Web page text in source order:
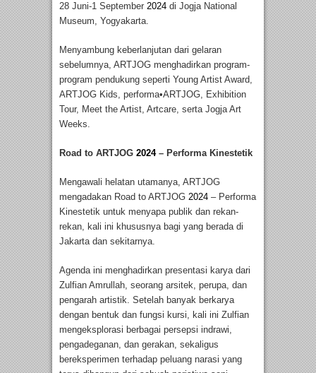
28 Juni-1 September 2024 di Jogja National
Museum, Yogyakarta.
Menyambung keberlanjutan dari gelaran
sebelumnya, ARTJOG menghadirkan program-
program pendukung seperti Young Artist Award,
ARTJOG Kids, performa•ARTJOG, Exhibition
Tour, Meet the Artist, Artcare, serta Jogja Art
Weeks.
Road to ARTJOG 2024– Performa Kinestetik
Mengawali helatan utamanya, ARTJOG
mengadakan Road to ARTJOG 2024 – Performa
Kinestetik untuk menyapa publik dan rekan-
rekan, kali ini khususnya bagi yang berada di
Jakarta dan sekitarnya.
Agenda ini menghadirkan presentasi karya dari
Zulfian Amrullah, seorang arsitek, perupa, dan
pengarah artistik. Setelah banyak berkarya
dengan bentuk dan fungsi kursi, kali ini Zulfian
mengeksplorasi berbagai persepsi indrawi,
pengadeganan, dan gerakan, sekaligus
bereksperimen terhadap peluang narasi yang